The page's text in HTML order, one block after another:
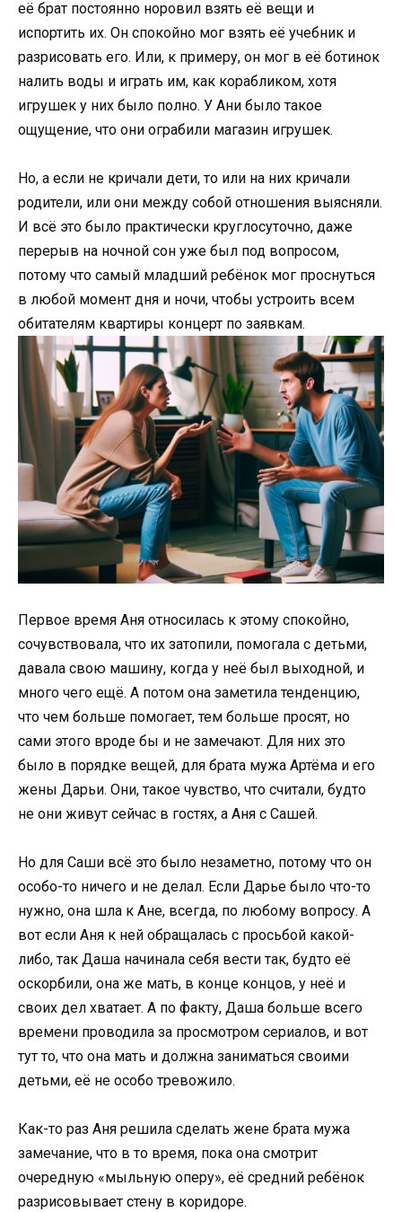
её брат постоянно норовил взять её вещи и
испортить их. Он спокойно мог взять её учебник и
разрисовать его. Или, к примеру, он мог в её ботинок
налить воды и играть им, как корабликом, хотя
игрушек у них было полно. У Ани было такое
ощущение, что они ограбили магазин игрушек.
Но, а если не кричали дети, то или на них кричали
родители, или они между собой отношения выясняли.
И всё это было практически круглосуточно, даже
перерыв на ночной сон уже был под вопросом,
потому что самый младший ребёнок мог проснуться
в любой момент дня и ночи, чтобы устроить всем
обитателям квартиры концерт по заявкам.
Первое время Аня относилась к этому спокойно,
сочувствовала, что их затопили, помогала с детьми,
давала свою машину, когда у неё был выходной, и
много чего ещё. А потом она заметила тенденцию,
что чем больше помогает, тем больше просят, но
сами этого вроде бы и не замечают. Для них это
было в порядке вещей, для брата мужа Артёма и его
жены Дарьи. Они, такое чувство, что считали, будто
не они живут сейчас в гостях, а Аня с Сашей.
Но для Саши всё это было незаметно, потому что он
особо-то ничего и не делал. Если Дарье было что-то
нужно, она шла к Ане, всегда, по любому вопросу. А
вот если Аня к ней обращалась с просьбой какой-
либо, так Даша начинала себя вести так, будто её
оскорбили, она же мать, в конце концов, у неё и
своих дел хватает. А по факту, Даша больше всего
времени проводила за просмотром сериалов, и вот
тут то, что она мать и должна заниматься своими
детьми, её не особо тревожило.
Как-то раз Аня решила сделать жене брата мужа
замечание, что в то время, пока она смотрит
очередную «мыльную оперу», её средний ребёнок
разрисовывает стену в коридоре.